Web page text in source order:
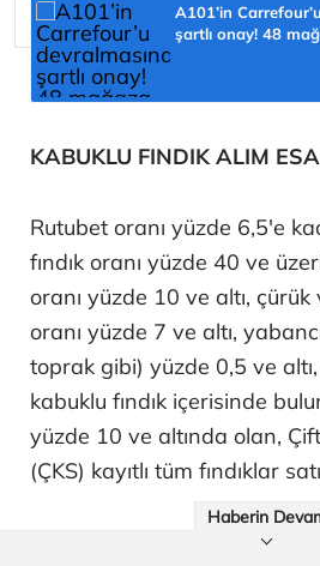
A101’in
şartlı onay! 48
KABUKLU FINDIK ALIM
Rutubet oranı yüzde 6,5'e
fındık oranı yüzde 40 ve
oranı yüzde 10 ve altı, çürük
oranı yüzde 7 ve altı,
toprak gibi) yüzde 0,5 ve altı,
kabuklu fındık içerisinde
yüzde 10 ve altında olan,
(ÇKS) kayıtlı tüm fındıklar
Haberin